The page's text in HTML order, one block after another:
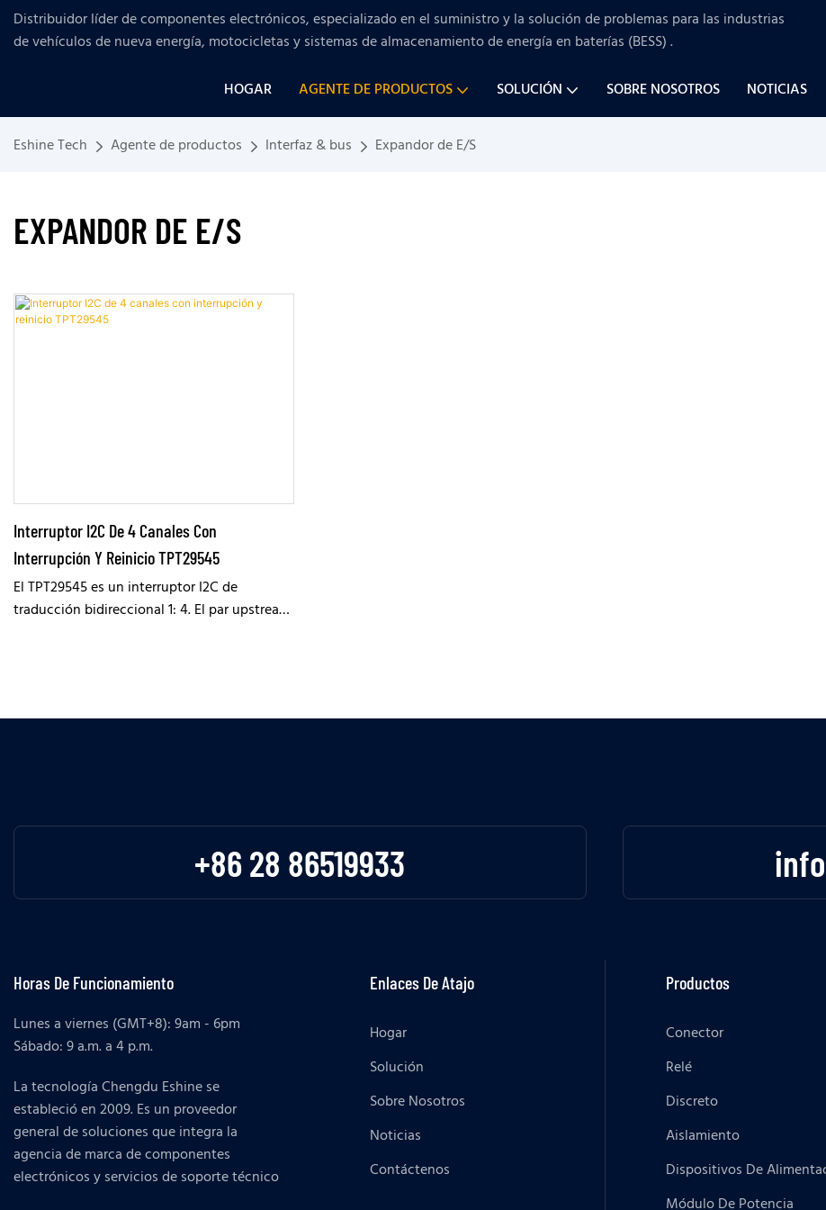
Distribuidor líder de componentes electrónicos, especializado en el suministro y la solución de problemas para las industrias
de vehículos de nueva energía, motocicletas y sistemas de almacenamiento de energía en baterías (BESS).
HOGAR AGENTE DE PRODUCTOS SOLUCIÓN SOBRE NOSOTROS NOTICIAS
Eshine Tech Agente de productos Interfaz & bus Expandor de E/S
EXPANDOR DE E/S
Interruptor I2C De 4 Canales Con
Interrupción Y Reinicio TPT29545
El TPT29545 es un interruptor I2C de
traducción bidireccional 1: 4. El par upstream
entradas de interrupción (Int0 a Int3) están
+86 28 86519933
Horas De Funcionamiento
Lunes a viernes (GMT+8): 9am - 6pm
Sábado: 9 a.m. a 4 p.m.
La tecnología Chengdu Eshine se
estableció en 2009. Es un proveedor
general de soluciones que integra la
agencia de marca de componentes
electrónicos y servicios de soporte técnico
Enlaces De Atajo
Hogar
Solución
Sobre Nosotros
Noticias
Contáctenos
Productos
Conector
Relé
Discreto
Aislamiento
Dispositivos De
Módulo De Potencia